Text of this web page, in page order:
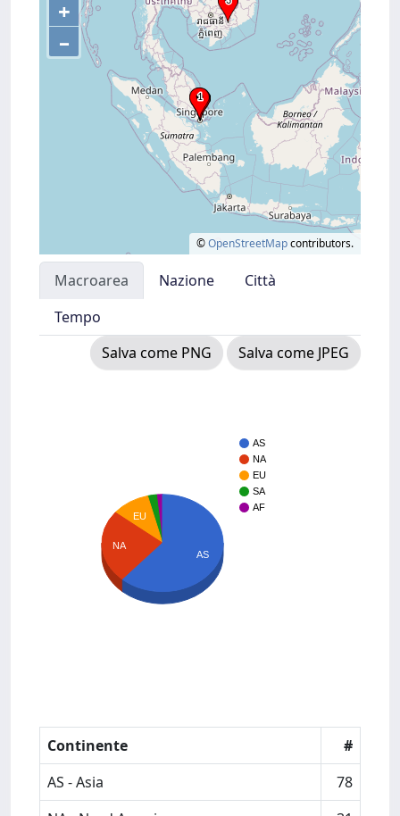
+
–
©OpenStreetMapcontributors.
Macroarea Nazione
Città
Tempo
Salva come PNG
Salva come JPEG
AS
NA
EU
SA
AF
EU
NA
AS
Continente
#
AS - Asia
78